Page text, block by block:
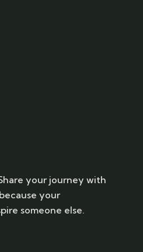
your journey with
your
someone else.